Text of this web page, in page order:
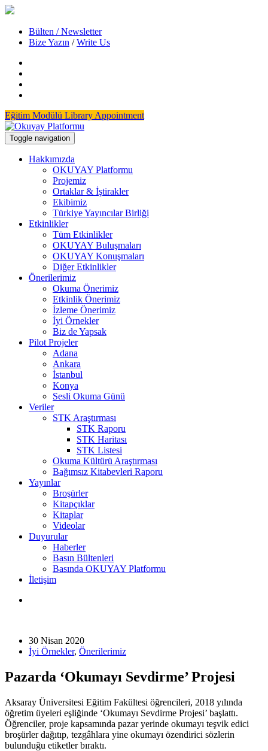
Bülten / Newsletter
Bize Yazın /Write Us
Eğitim Modülü Library Appointment
Toggle navigation
Hakkımızda
OKUYAY Platformu
Projemiz
Ortaklar & İştirakler
Ekibimiz
Türkiye Yayıncılar Birliği
Etkinlikler
Tüm Etkinlikler
OKUYAY Buluşmaları
OKUYAY Konuşmaları
Diğer Etkinlikler
Önerilerimiz
Okuma Önerimiz
Etkinlik Önerimiz
İzleme Önerimiz
İyi Örnekler
Biz de Yapsak
Pilot Projeler
Adana
Ankara
İstanbul
Konya
Sesli Okuma Günü
Veriler
STK Araştırması
STK Raporu
STK Haritası
STK Listesi
Okuma Kültürü Araştırması
Bağımsız Kitabevleri Raporu
Yayınlar
Broşürler
Kitapçıklar
Kitaplar
Videolar
Duyurular
Haberler
Basın Bültenleri
Basında OKUYAY Platformu
İletişim
30 Nisan 2020
İyi Örnekler, Önerilerimiz
Pazarda ‘Okumayı Sevdirme’ Projesi
Aksaray Üniversitesi Eğitim Fakültesi öğrencileri, 2018 yılında
öğretim üyeleri eşliğinde ‘Okumayı Sevdirme Projesi’ başlattı.
Öğrenciler, proje kapsamında pazar yerinde okumayı teşvik edici
broşürler dağıtıp, tezgâhlara yine okumayı özendirici sözlerin
bulunduğu etiketler bıraktı.